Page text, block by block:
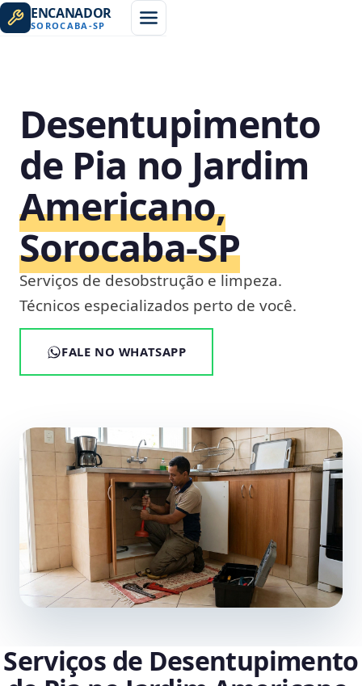
ENCANADOR
SOROCABA -SP
Desentupimento
de Pia no Jardim
Americano,
Sorocaba‑SP
Serviços de desobstrução e limpeza.
Técnicos especializados perto de você.
FALE NO WHATSAPP
Serviços de Desentupimento